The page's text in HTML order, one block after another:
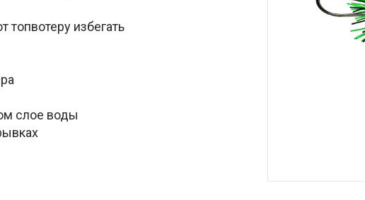
избегать
слое воды